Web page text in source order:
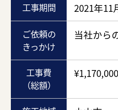
工事期間 2021年11
ご依頼の
きっかけ
当社から
工事費
（総額）
¥1,170,000